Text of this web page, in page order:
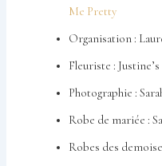
Me Pretty
Organisation :
Fleuriste :
Photographie :
Robe de mariée :
Robes des